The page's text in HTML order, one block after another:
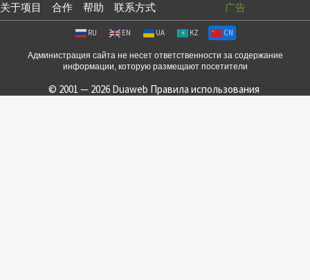
关于项目 合作 帮助 联系方式 广告
RU EN UA KZ CN
Администрация сайта не несет ответственности за содержание
информации, которую размещают посетители
© 2001 — 2026 Duaweb Правила использования